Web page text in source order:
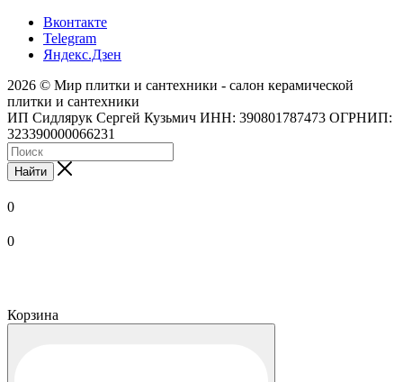
Вконтакте
Telegram
Яндекс.Дзен
2026 © Мир плитки и сантехники - салон керамической
плитки и сантехники
ИП Сидлярук Сергей Кузьмич ИНН: 390801787473 ОГРНИП:
323390000066231
Найти
0
0
Корзина